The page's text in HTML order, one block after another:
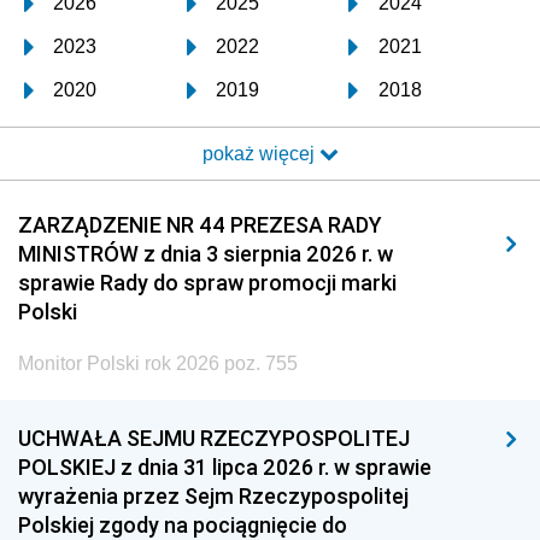
2023 2022 2021
2020 2019 2018
2017 2016 2015
2014 2013 2012
2011 2010 2009
2008 2007 2006
2005
1996 1995 1994
1993 1992 1991
1990 1989
pokaż więcej
ZARZĄDZENIE NR 44 PREZESA RADY
MINISTRÓW z dnia 3 sierpnia 2026 r. w
sprawie Rady do spraw promocji marki
Polski
Monitor Polski rok 2026 poz. 755
UCHWAŁA SEJMU RZECZYPOSPOLITEJ
POLSKIEJ z dnia 31 lipca 2026 r. w sprawie
wyrażenia przez Sejm Rzeczypospolitej
Polskiej zgody na pociągnięcie do